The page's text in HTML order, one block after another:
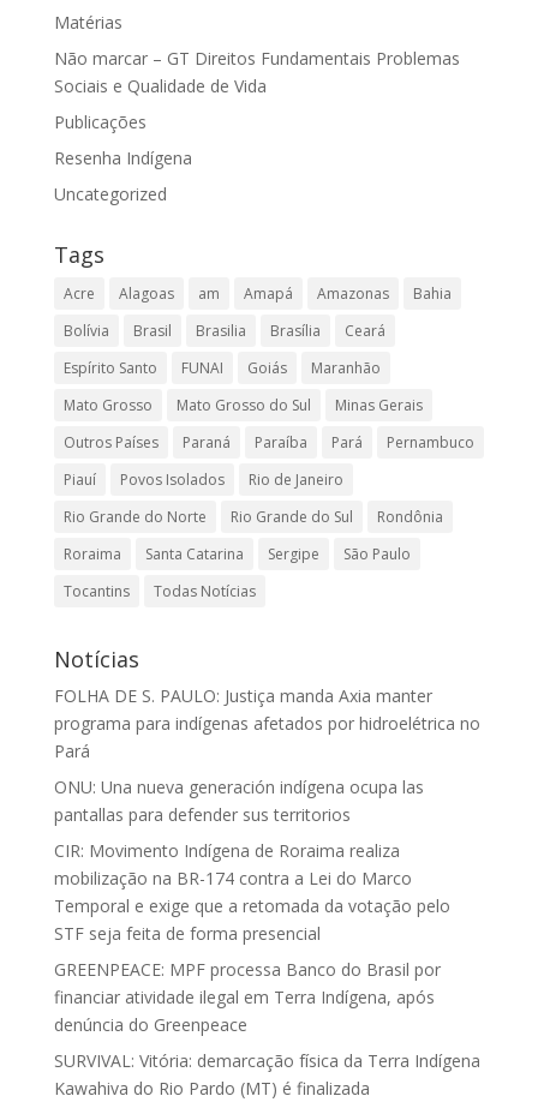
Matérias
Não marcar – GT Direitos Fundamentais Problemas
Sociais e Qualidade de Vida
Publicações
Resenha Indígena
Uncategorized
Tags
Acre Alagoas am Amapá Amazonas
Bahia
Bolívia
Brasil Brasilia Brasília
Ceará
Espírito Santo
FUNAI Goiás
Maranhão
Mato Grosso
Mato Grosso do Sul
Minas Gerais
Outros Países
Paraná Paraíba Pará
Pernambuco
Piauí
Povos Isolados
Rio de Janeiro
Rio Grande do Norte
Rio Grande do Sul
Rondônia
Roraima
Santa Catarina Sergipe
São Paulo
Tocantins
Todas Notícias
Notícias
FOLHA DE S. PAULO: Justiça manda Axia manter
programa para indígenas afetados por hidroelétrica no
Pará
ONU: Una nueva generación indígena ocupa las
pantallas para defender sus territorios
CIR: Movimento Indígena de Roraima realiza
mobilização na BR-174 contra a Lei do Marco
Temporal e exige que a retomada da votação pelo
STF seja feita de forma presencial
GREENPEACE: MPF processa Banco do Brasil por
financiar atividade ilegal em Terra Indígena, após
denúncia do Greenpeace
SURVIVAL: Vitória: demarcação física da Terra Indígena
Kawahiva do Rio Pardo (MT) é finalizada